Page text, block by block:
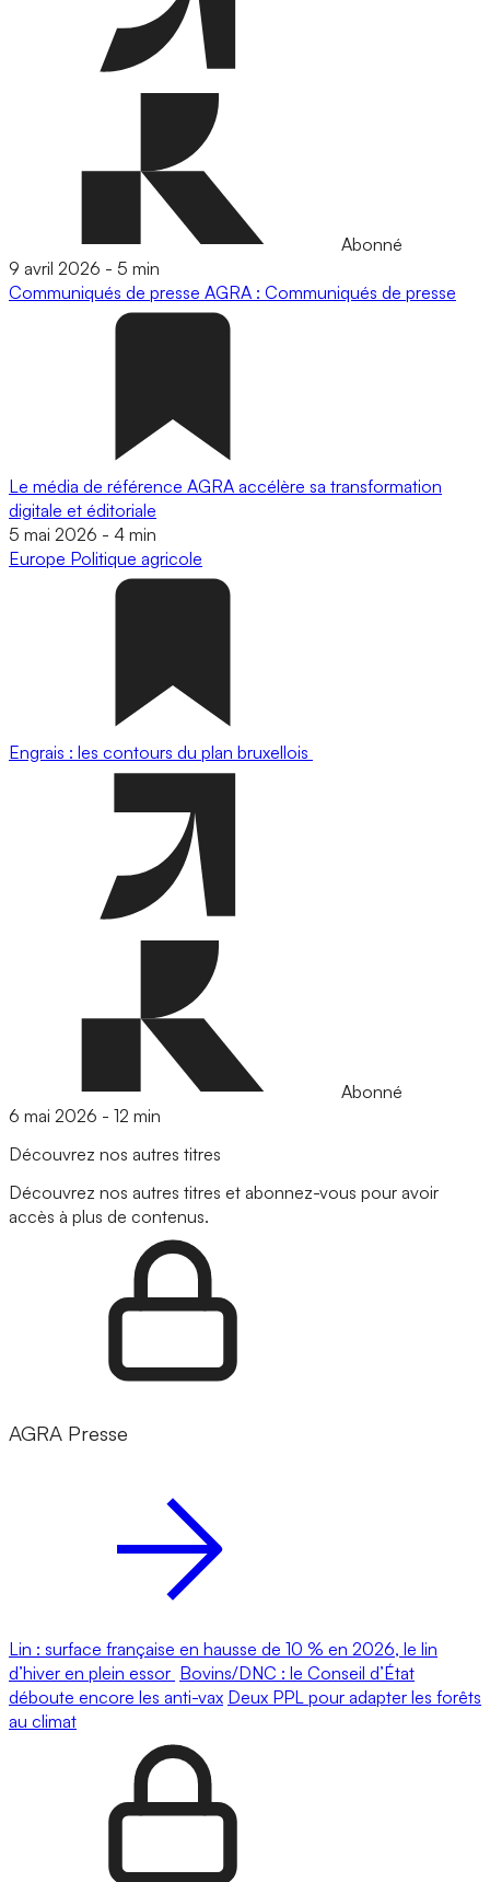
Abonné
9 avril 2026 - 5 min
Communiqués de presse AGRA : Communiqués de presse
Le média de référence AGRA accélère sa transformation
digitale et éditoriale
5 mai 2026 - 4 min
Europe Politique agricole
Engrais : les contours du plan bruxellois
Abonné
6 mai 2026 - 12 min
Découvrez nos autres titres
Découvrez nos autres titres et abonnez-vous pour avoir
accès à plus de contenus.
AGRA Presse
Lin : surface française en hausse de 10 % en 2026, le lin
d’hiver en plein essor Bovins/DNC : le Conseil d’État
déboute encore les anti-vax Deux PPL pour adapter les forêts
au climat